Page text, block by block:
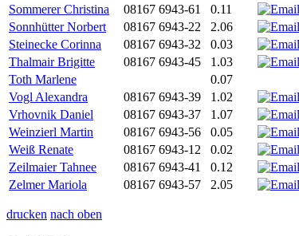
Sommerer Christina
08167 6943-61 0.11
Sonnhütter Norbert
08167 6943-22 2.06
Steinecke Corinna
08167 6943-32 0.03
Thalmair Brigitte
08167 6943-45 1.03
Toth Marlene
0.07
Vogl Alexandra
08167 6943-39 1.02
Vrhovnik Daniel
08167 6943-37 1.07
Weinzierl Martin
08167 6943-56 0.05
Weiß Renate
08167 6943-12 0.02
Zeilmaier Tahnee
08167 6943-41 0.12
Zelmer Mariola
08167 6943-57 2.05
drucken nach oben